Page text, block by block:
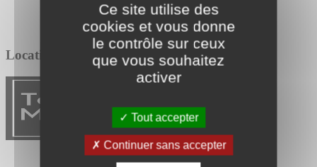
Ce site utilise des
cookies et vous donne
le contrôle sur ceux
que vous souhaitez
activer
Tout accepter
Continuer sans accepter
Location / Vente